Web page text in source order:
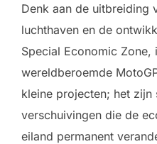
Denk aan de uitbreiding
luchthaven en de
Special Economic Zone,
wereldberoemde
kleine projecten; het zijn
verschuivingen die de
eiland permanent